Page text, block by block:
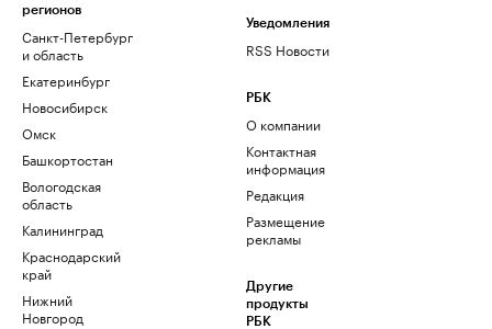
регионов
Санкт-Петербург
и область
Екатеринбург
Новосибирск
Омск
Башкортостан
Вологодская
область
Калининград
Краснодарский
край
Нижний
Новгород
Уведомления
RSS Новости
РБК
О компании
Контактная
информация
Редакция
Размещение
рекламы
Другие
продукты
РБК